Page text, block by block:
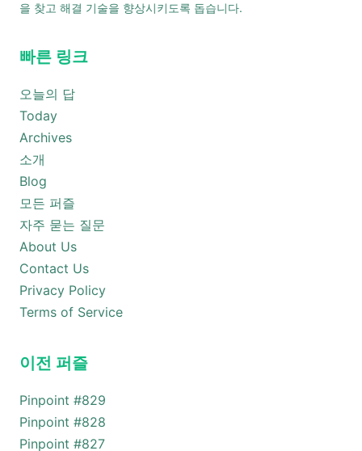
을 찾고 해결 기술을 향상시키도록 돕습니다.
빠른 링크
오늘의 답
Today
Archives
소개
Blog
모든 퍼즐
자주 묻는 질문
About Us
Contact Us
Privacy Policy
Terms of Service
이전 퍼즐
Pinpoint #829
Pinpoint #828
Pinpoint #827